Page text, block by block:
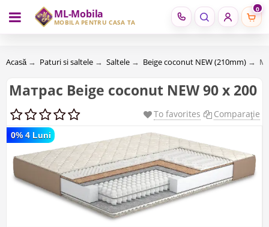
ML-Mobila
MOBILĂ PENTRU CASA TA
0
RU RO
Acasă → Paturi si saltele → Saltele → Beige coconut NEW (210mm) →
Матрас Beige coconut NEW 90 х 200
To favorites Comparaţie
0% 4 Luni